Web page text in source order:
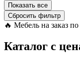
Показать все
Сбросить фильтр
🔥 Мебель на заказ
Каталог с